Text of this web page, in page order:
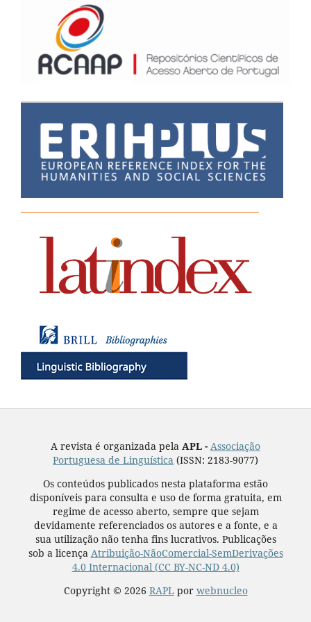
A revista é organizada pela APL - Associação
Portuguesa de Linguística (ISSN: 2183-9077)
Os conteúdos publicados nesta plataforma estão
disponíveis para consulta e uso de forma gratuita, em
regime de acesso aberto, sempre que sejam
devidamente referenciados os autores e a fonte, e a
sua utilização não tenha fins lucrativos. Publicações
sob a licença Atribuição-NãoComercial-SemDerivações
4.0 Internacional (CC BY-NC-ND 4.0)
Copyright © 2026 RAPL por webnucleo